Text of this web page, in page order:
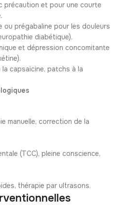
précaution et pour une courte
ou prégabaline pour les douleurs
diabétique).
et dépression concomitante
la capsaïcine, patchs à la
manuelle, correction de la
(TCC), pleine conscience,
thérapie par ultrasons.